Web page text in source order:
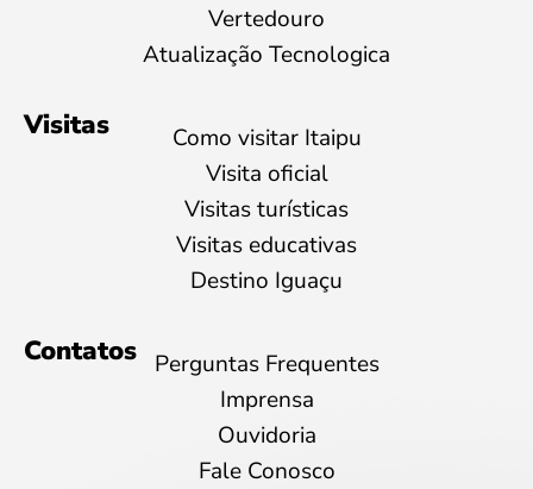
Vertedouro
Atualização Tecnologica
Visitas
Como visitar Itaipu
Visita oficial
Visitas turísticas
Visitas educativas
Destino Iguaçu
Contatos
Perguntas Frequentes
Imprensa
Ouvidoria
Fale Conosco